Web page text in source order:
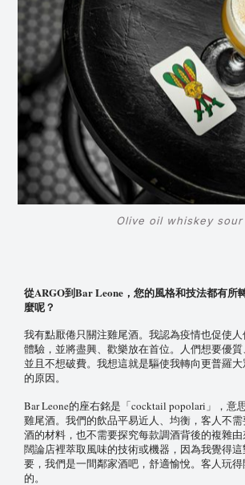
Olive oil whiskey sour
從ARGO到 Bar Leone ，您的風格和技法都有所
麼呢？
我有點厭倦只關注雞尾酒。我認為疫情也促使
體驗，並將盡興、歡樂放在首位。人們想要優質
並且不想破費。我想這就是驅使我轉向更普羅
的原因。
Bar Leone的座右銘是「cocktail popolari 」，意
雞尾酒。我們的飲品平易近人、均衡，客人不
酒的材料，也不需要探究每款調酒背後的複雜
闊論店裡萃取風味的技術或機器，因為我覺得
要，我們是一間鄰家酒吧，舒適愉悅。客人玩
的。